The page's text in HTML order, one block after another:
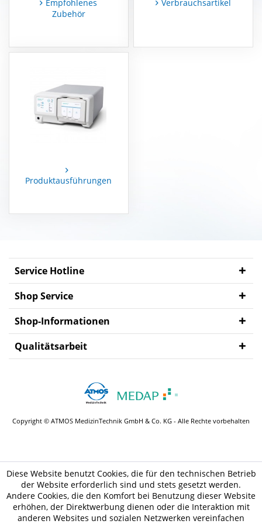
Empfohlenes
Zubehör
Verbrauchsartikel
Produktausführungen
Service Hotline
Shop Service
Shop-Informationen
Qualitätsarbeit
Copyright © ATMOS MedizinTechnik GmbH & Co. KG - Alle Rechte vorbehalten
Diese Website benutzt Cookies, die für den technischen Betrieb
der Website erforderlich sind und stets gesetzt werden.
Andere Cookies, die den Komfort bei Benutzung dieser Website
erhöhen, der Direktwerbung dienen oder die Interaktion mit
anderen Websites und sozialen Netzwerken vereinfachen